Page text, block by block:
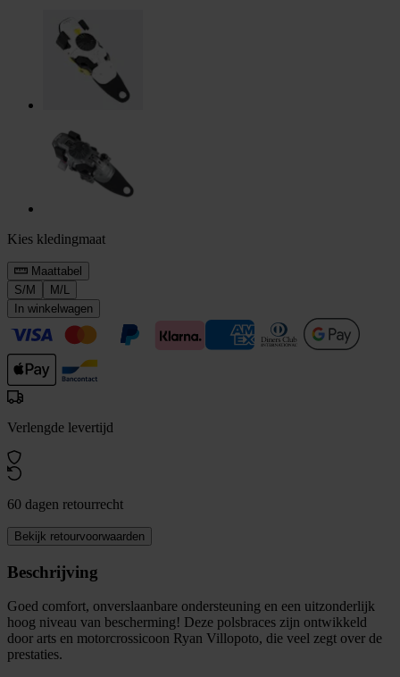
Kies kledingmaat
Maattabel
S/M
M/L
In winkelwagen
Verlengde levertijd
60 dagen retourrecht
Bekijk retourvoorwaarden
Beschrijving
Goed comfort, onverslaanbare ondersteuning en een uitzonderlijk
hoog niveau van bescherming! Deze polsbraces zijn ontwikkeld
door arts en motorcrossicoon Ryan Villopoto, die veel zegt over de
prestaties.